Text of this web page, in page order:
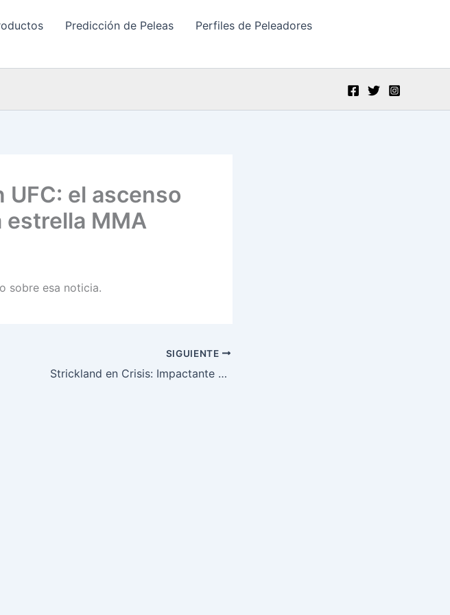
Predicción de Peleas
Perfiles de Peleadores
el ascenso
estrella MMA
sobre esa noticia.
SIGUIENTE
Strickland en Crisis: Impactante Derrota en UFC 312 Sacude el Octágono